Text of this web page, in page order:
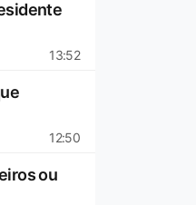
13:52
12:50
ou